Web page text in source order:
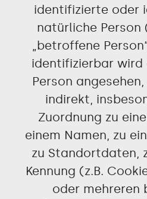
identifizierte oder
natürliche Person
„betroffene
identifizierbar wird
Person
indirekt,
Zuordnung zu
einem Namen, zu
zu Standortdaten,
Kennung (z.B.
oder mehreren